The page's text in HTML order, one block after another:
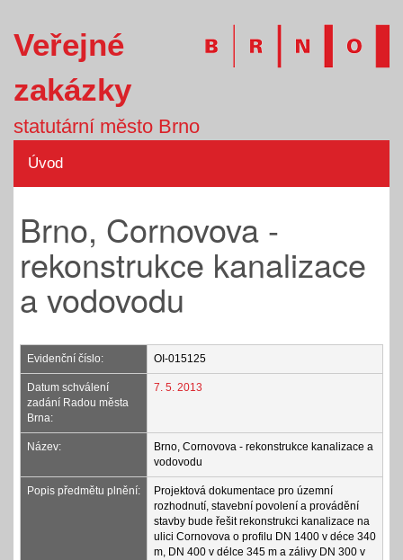
Veřejné
zakázky
statutární město Brno
Úvod
Brno, Cornovova -
rekonstrukce kanalizace
a vodovodu
Evidenční číslo: OI-015125
Datum schválení
zadání Radou města
Brna:
7. 5. 2013
Název:
Brno, Cornovova - rekonstrukce kanalizace a
vodovodu
Popis předmětu plnění:
Projektová dokumentace pro územní
rozhodnutí, stavební povolení a provádění
stavby bude řešit rekonstrukci kanalizace na
ulici Cornovova o profilu DN 1400 v déce 340
m, DN 400 v délce 345 m a zálivy DN 300 v